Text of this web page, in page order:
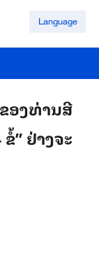
Language
ອງ​ທ່ານ​ສີ​
” ຢ່າງ​ຈະ​